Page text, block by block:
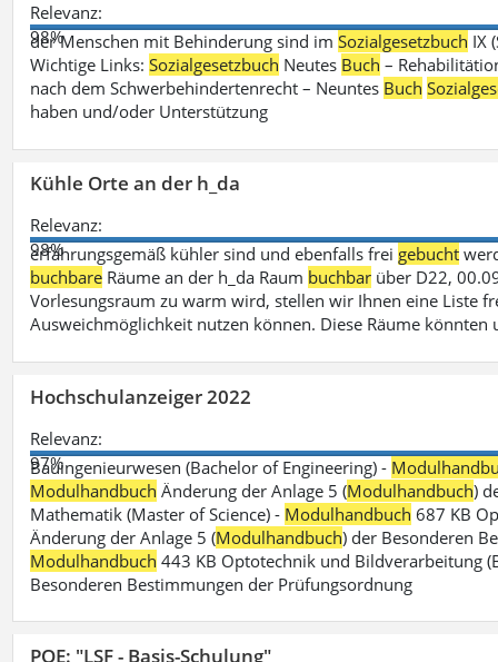
Relevanz:
98%
der Menschen mit Behinderung sind imSozialgesetzbuch IX
Wichtige Links:Sozialgesetzbuch Neutes Buch –
nach dem Schwerbehindertenrecht – Neuntes Buch
haben und/oder Unterstützung
Kühle Orte an der h_da
Relevanz:
98%
erfahrungsgemäß kühler sind und ebenfalls frei gebucht
buchbare Räume an der h_da Raum buchbar über D22,
Vorlesungsraum zu warm wird, stellen wir Ihnen eine Liste
Ausweichmöglichkeit nutzen können. Diese Räume könnten
Hochschulanzeiger 2022
Relevanz:
97%
Bauingenieurwesen (Bachelor of Engineering) -
Modulhandbuch Änderung der Anlage 5 (Modulhandbuch)
Mathematik (Master of Science) - Modulhandbuch 687 KB
Änderung der Anlage 5 (Modulhandbuch) der Besonderen
Modulhandbuch 443 KB Optotechnik und Bildverarbeitung
Besonderen Bestimmungen der Prüfungsordnung
POE: "LSF - Basis-Schulung"